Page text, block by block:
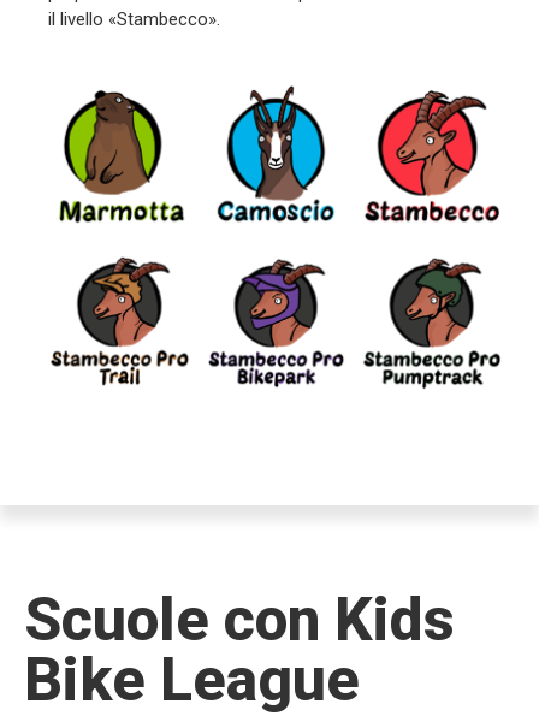
il livello «Stambecco».
Scuole con Kids
Bike League